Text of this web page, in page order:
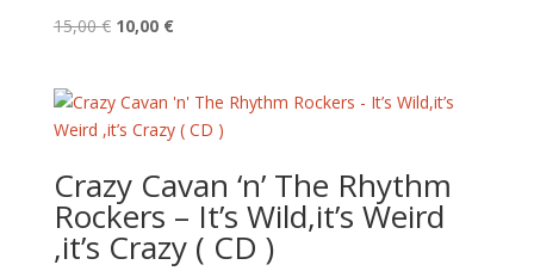
15,00€ Le
était :
15,00 €.
10,00 €Le
est :
10,00 €.
Crazy Cavan ‘n’ The Rhythm
Rockers – It’s Wild,it’s Weird
,it’s Crazy ( CD )